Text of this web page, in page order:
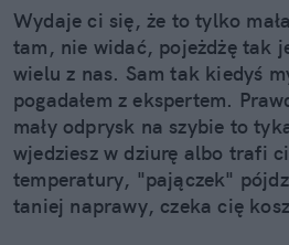
Wydaje ci się, że to tylko
tam, nie widać, pojeżdżę tak
wielu z nas. Sam tak kiedyś
pogadałem z ekspertem.
mały odprysk na szybie to
wjedziesz w dziurę albo trafi
temperatury, "pajączek"
taniej naprawy, czeka cię